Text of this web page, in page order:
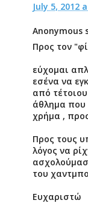
July 5, 2012
Anonymous
Προς τον
εύχομαι
εσένα να
από
άθλημα που
χρήμα ,
Προς τους
λόγος να
του
Ευχαριστώ